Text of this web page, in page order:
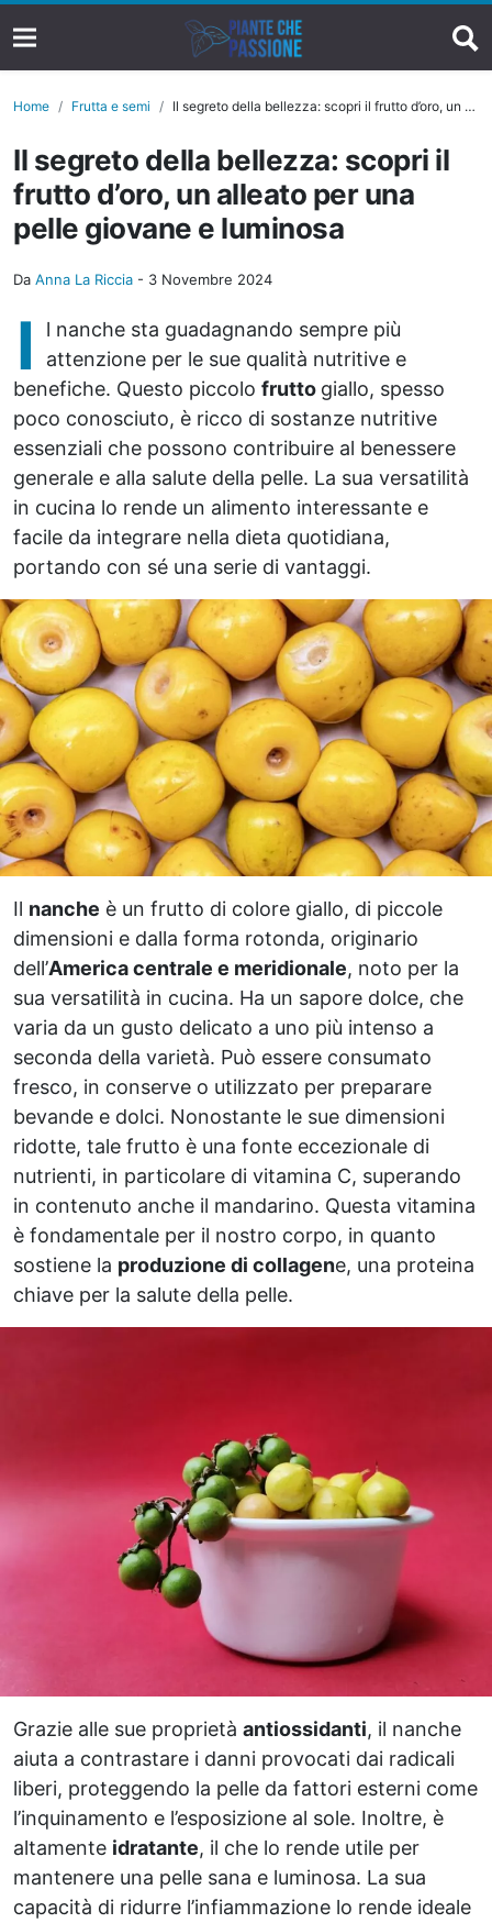
Home Frutta e semi Il segreto della bellezza: scopri il frutto d’oro, un alleato per una pelle giovane e luminosa
Il segreto della bellezza: scopri il
frutto d’oro, un alleato per una
pelle giovane e luminosa
Da Anna La Riccia - 3 Novembre 2024
I
l nanche sta guadagnando sempre più
attenzione per le sue qualità nutritive e
benefiche. Questo piccolo frutto giallo, spesso
poco conosciuto, è ricco di sostanze nutritive
essenziali che possono contribuire al benessere
generale e alla salute della pelle. La sua versatilità
in cucina lo rende un alimento interessante e
facile da integrare nella dieta quotidiana,
portando con sé una serie di vantaggi.
Il nanche è un frutto di colore giallo, di piccole
dimensioni e dalla forma rotonda, originario
dell’America centrale e meridionale, noto per la
sua versatilità in cucina. Ha un sapore dolce, che
varia da un gusto delicato a uno più intenso a
seconda della varietà. Può essere consumato
fresco, in conserve o utilizzato per preparare
bevande e dolci. Nonostante le sue dimensioni
ridotte, tale frutto è una fonte eccezionale di
nutrienti, in particolare di vitamina C, superando
in contenuto anche il mandarino. Questa vitamina
è fondamentale per il nostro corpo, in quanto
sostiene la produzione di collagene, una proteina
chiave per la salute della pelle.
Grazie alle sue proprietà antiossidanti, il nanche
aiuta a contrastare i danni provocati dai radicali
liberi, proteggendo la pelle da fattori esterni come
l’inquinamento e l’esposizione al sole. Inoltre, è
altamente idratante, il che lo rende utile per
mantenere una pelle sana e luminosa. La sua
capacità di ridurre l’infiammazione lo rende ideale